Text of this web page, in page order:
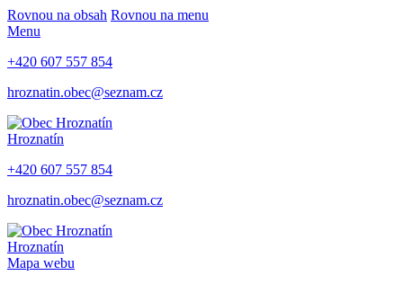
Rovnou na obsah Rovnou na menu
Menu
+420 607 557 854
hroznatin.obec@seznam.cz
Hroznatín
+420 607 557 854
hroznatin.obec@seznam.cz
Hroznatín
Mapa webu